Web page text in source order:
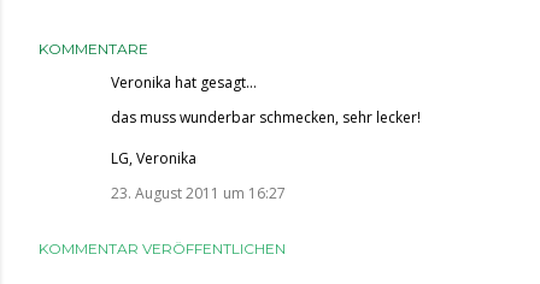
KOMMENTARE
Veronika hat gesagt…
das muss wunderbar schmecken, sehr lecker!
LG, Veronika
23. August 2011 um 16:27
KOMMENTAR VERÖFFENTLICHEN